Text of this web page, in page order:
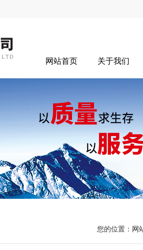
网站首页 关于我们
您的位置： 网